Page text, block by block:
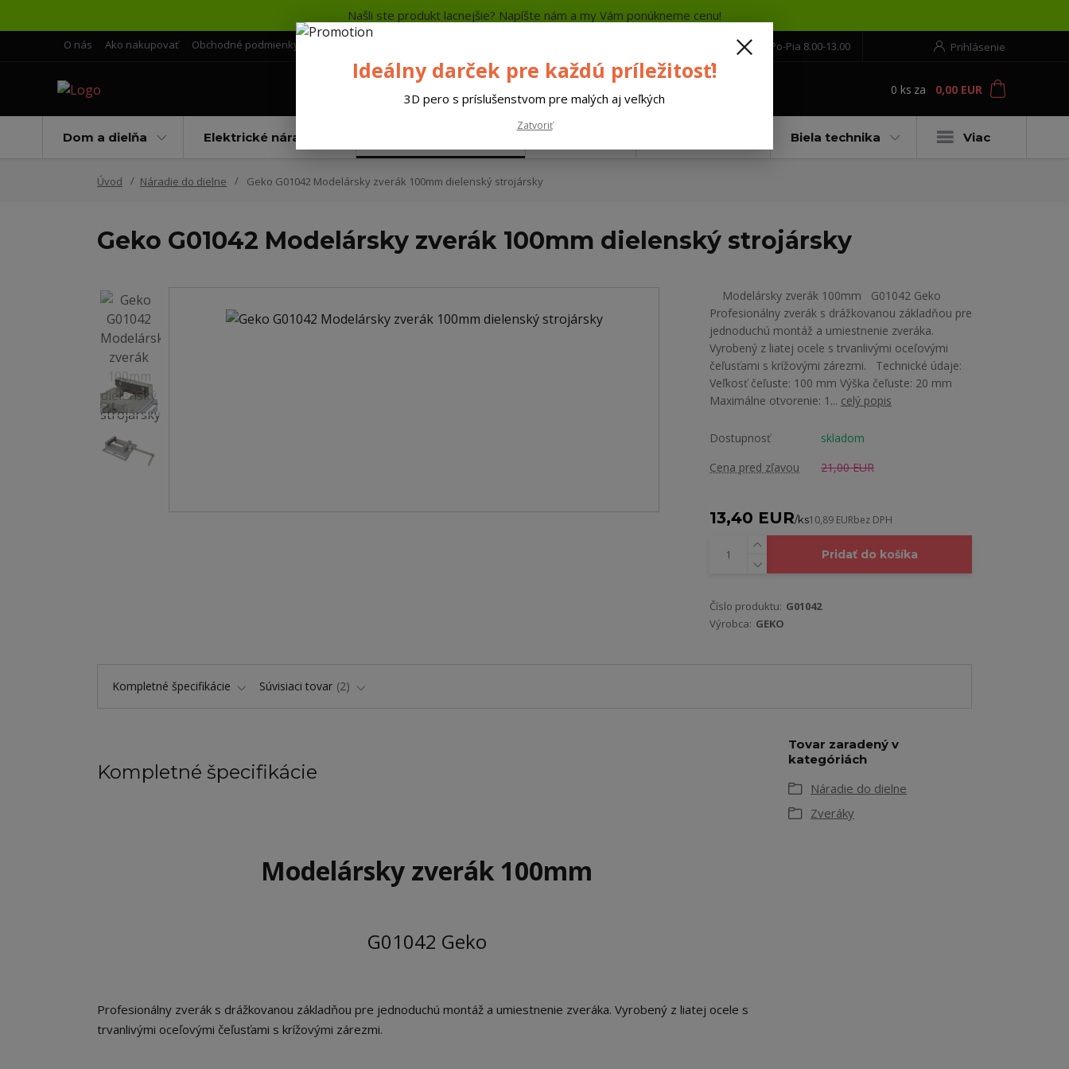
Našli ste produkt lacnejšie? Napíšte nám a my Vám ponúkneme cenu!
O nás Ako nakupovať Obchodné podmienky Prihlásenie
+421 552 304 860 Po-Pia 8.00-13.00
0 ks za 0,00 EUR
Dom a dielňa Elektrické náradie Biela technika Viac
Úvod Náradie do dielne Geko G01042 Modelársky zverák 100mm dielenský strojársky
Geko G01042 Modelársky zverák 100mm dielenský strojársky
Modelársky zverák 100mm G01042 Geko
Profesionálny zverák s drážkovanou základňou pre
jednoduchú montáž a umiestnenie zveráka.
Vyrobený z liatej ocele s trvanlivými oceľovými
čeľusťami s krížovými zárezmi. Technické údaje:
Veľkosť čeľuste: 100 mm Výška čeľuste: 20 mm
Maximálne otvorenie: 1... celý popis
Dostupnosť
skladom
Cena pred zľavou
21,00 EUR
13,40 EUR/ks10,89 EURbez DPH
Pridať do košíka
Číslo produktu: G01042
Výrobca: GEKO
Kompletné špecifikácie Súvisiaci tovar 2
Kompletné špecifikácie
Modelársky zverák 100mm
G01042 Geko
Profesionálny zverák s drážkovanou základňou pre jednoduchú montáž a umiestnenie zveráka. Vyrobený z liatej ocele s
trvanlivými oceľovými čeľusťami s krížovými zárezmi.
Tovar zaradený v
kategóriách
Náradie do dielne
Zveráky
Ideálny darček pre každú príležitosť!
3D pero s príslušenstvom pre malých aj veľkých
Zatvoriť